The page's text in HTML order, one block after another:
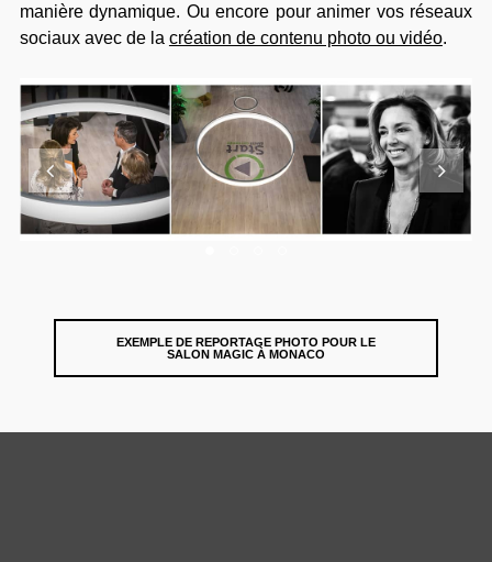
manière dynamique. Ou encore pour animer vos réseaux
sociaux avec de la création de contenu photo ou vidéo.
EXEMPLE DE REPORTAGE PHOTO POUR LE
SALON MAGIC À MONACO